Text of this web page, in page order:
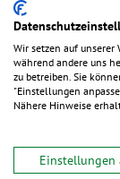
FormPack
Wir setzen auf unserer
während andere uns
zu betreiben. Sie
"Einstellungen
Nähere Hinweise
Einstellungen